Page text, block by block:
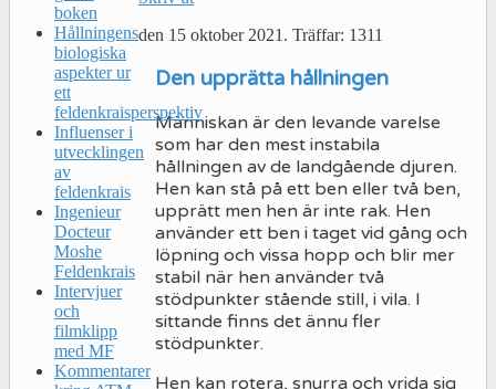
den 15 oktober 2021 .Träffar: 1311
Den upprätta hållningen
Människan är den levande varelse
som har den mest instabila
hållningen av de landgående djuren.
Hen kan stå på ett ben eller två ben,
upprätt men hen är inte rak. Hen
använder ett ben i taget vid gång och
löpning och vissa hopp och blir mer
stabil när hen använder två
stödpunkter stående still, i vila. I
sittande finns det ännu fler
stödpunkter.
Hen kan rotera, snurra och vrida sig
boken
Hållningens
biologiska
aspekter ur
ett
feldenkraisperspektiv
Influenser i
utvecklingen
av
feldenkrais
Ingenieur
Docteur
Moshe
Feldenkrais
Intervjuer
och
filmklipp
med MF
Kommentarer